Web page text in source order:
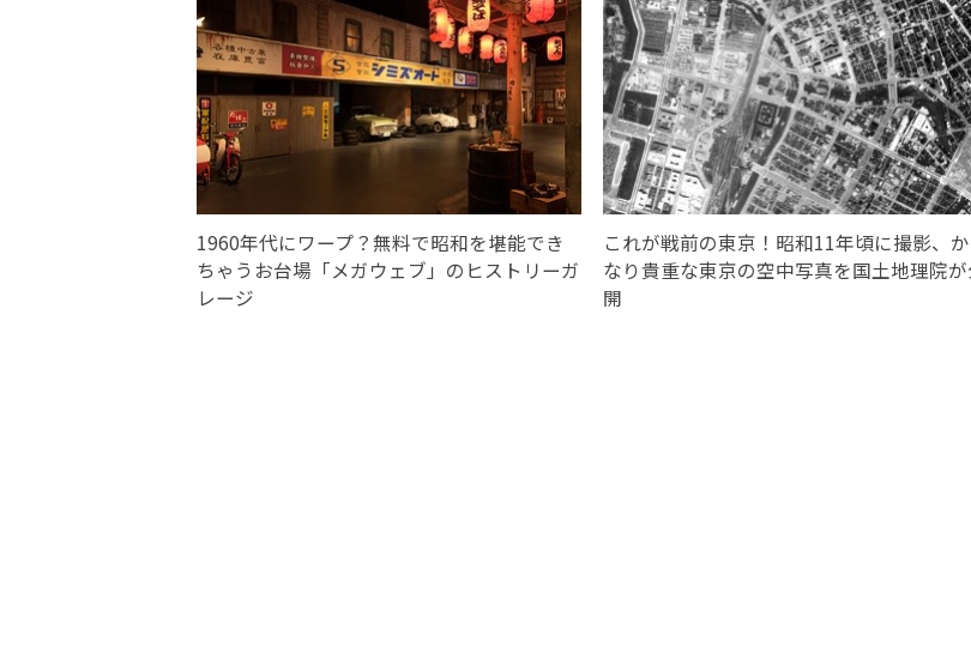
1960年代にワープ？無料で昭和を堪能でき
ちゃうお台場「メガウェブ」のヒストリーガ
レージ
これが戦前の東京！昭和11年頃に撮影、か
なり貴重な東京の空中写真を国土地理院が
開